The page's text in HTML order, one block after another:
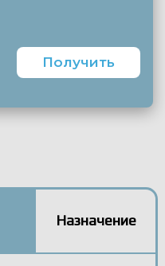
Получить
Назначение